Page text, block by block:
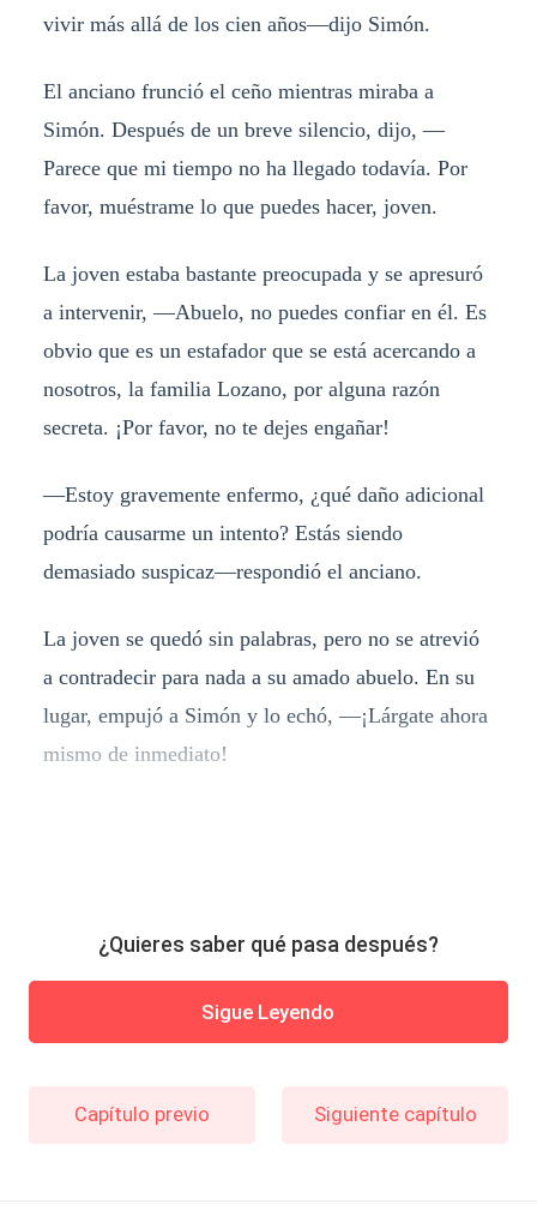
vivir más allá de los cien años—dijo Simón.
El anciano frunció el ceño mientras miraba a
Simón. Después de un breve silencio, dijo, —
Parece que mi tiempo no ha llegado todavía. Por
favor, muéstrame lo que puedes hacer, joven.
La joven estaba bastante preocupada y se apresuró
a intervenir, —Abuelo, no puedes confiar en él. Es
obvio que es un estafador que se está acercando a
nosotros, la familia Lozano, por alguna razón
secreta. ¡Por favor, no te dejes engañar!
—Estoy gravemente enfermo, ¿qué daño adicional
podría causarme un intento? Estás siendo
demasiado suspicaz—respondió el anciano.
La joven se quedó sin palabras, pero no se atrevió
a contradecir para nada a su amado abuelo. En su
lugar, empujó a Simón y lo echó, —¡Lárgate ahora
mismo de inmediato!
¿Quieres saber qué pasa después?
Sigue Leyendo
Capítulo previo Siguiente capítulo